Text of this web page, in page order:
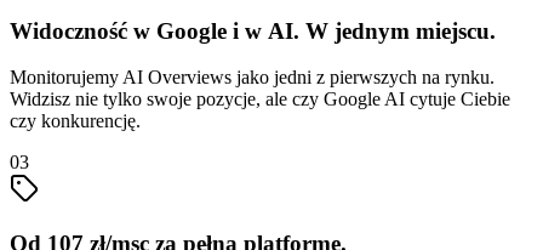
Widoczność w Google i w AI. W jednym miejscu.
Monitorujemy AI Overviews jako jedni z pierwszych na rynku.
Widzisz nie tylko swoje pozycje, ale czy Google AI cytuje Ciebie
czy konkurencję.
03
Od 107 zł/msc za pełną platformę.